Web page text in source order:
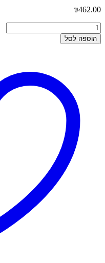
₪462.00
כמות
של
פירסינג
הוספה לסל